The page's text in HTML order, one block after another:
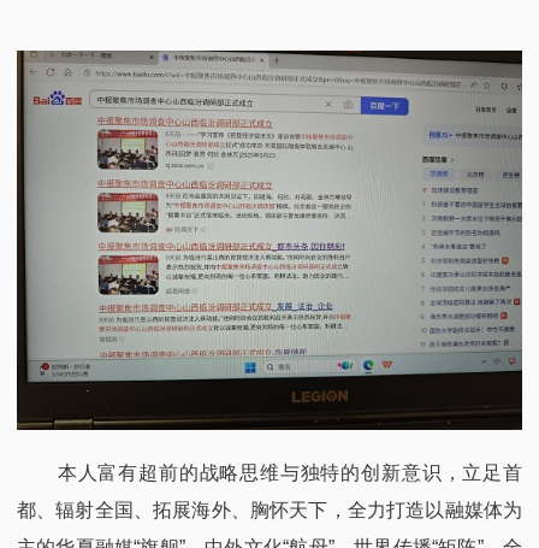
本人富有超前的战略思维与独特的创新意识，立足首
都、辐射全国、拓展海外、胸怀天下，全力打造以融媒体为